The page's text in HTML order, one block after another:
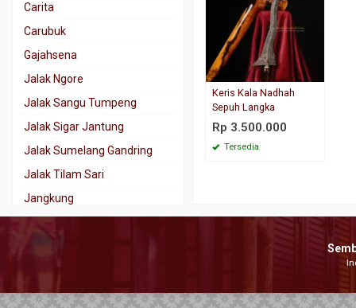
Keris Kala Nadhah
Sepuh Langka
Rp 3.500.000
Tersedia
Carita
Carubuk
Gajahsena
Jalak Ngore
Jalak Sangu Tumpeng
Jalak Sigar Jantung
Jalak Sumelang Gandring
Jalak Tilam Sari
Jangkung
Jaran Goyang
Kala Nadhah
Karno Tanding